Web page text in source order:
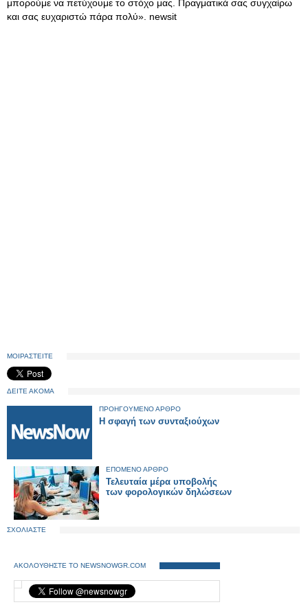
μπορούμε να πετύχουμε το στόχο μας. Πραγματικά σας συγχαίρω
και σας ευχαριστώ πάρα πολύ». newsit
ΜΟΙΡΑΣΤΕΙΤΕ
ΔΕΙΤΕ ΑΚΟΜΑ
ΠΡΟΗΓΟΥΜΕΝΟ ΑΡΘΡΟ
Η σφαγή των συνταξιούχων
ΕΠΟΜΕΝΟ ΑΡΘΡΟ
Τελευταία μέρα υποβολής
των φορολογικών δηλώσεων
ΣΧΟΛΙΑΣΤΕ
ΑΚΟΛΟΥΘΗΣΤΕ ΤΟ NEWSNOWGR.COM